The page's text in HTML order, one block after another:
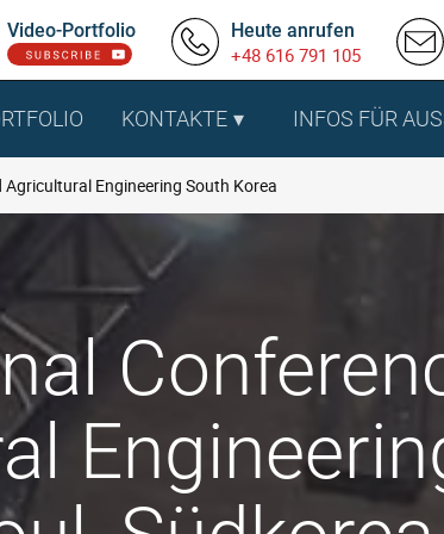
Video-Portfolio Heute anrufen
+48 616 791 105
KONTAKTE INFOS FÜR
Engineering South Korea